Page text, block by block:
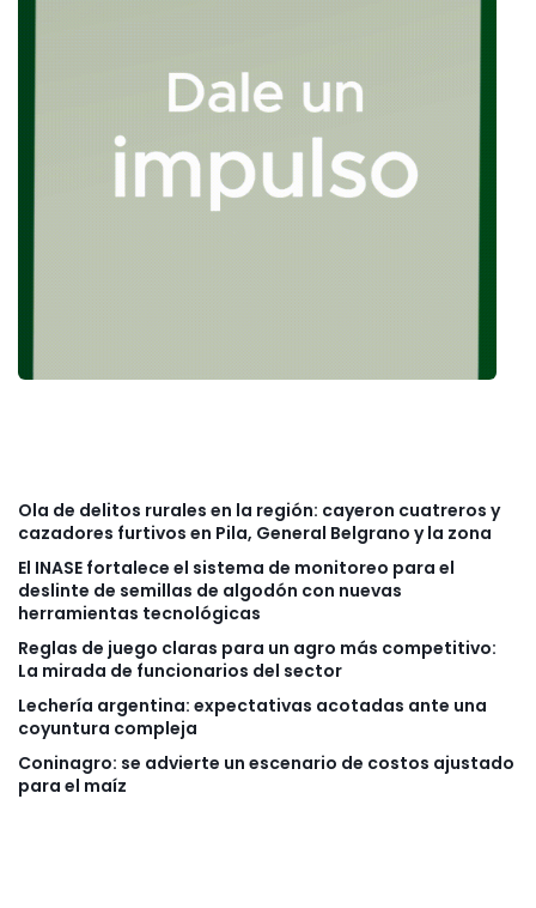
Ola de delitos rurales en la región: cayeron cuatreros y
cazadores furtivos en Pila, General Belgrano y la zona
El INASE fortalece el sistema de monitoreo para el
deslinte de semillas de algodón con nuevas
herramientas tecnológicas
Reglas de juego claras para un agro más competitivo:
La mirada de funcionarios del sector
Lechería argentina: expectativas acotadas ante una
coyuntura compleja
Coninagro: se advierte un escenario de costos ajustado
para el maíz